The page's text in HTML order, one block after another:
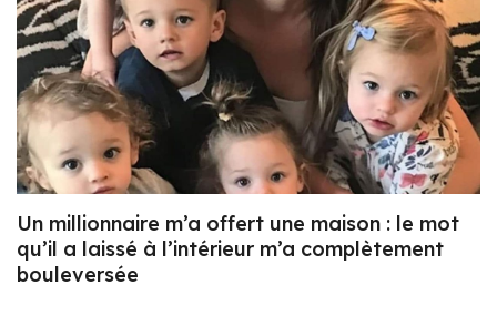
Un millionnaire m’a offert une maison : le mot
qu’il a laissé à l’intérieur m’a complètement
bouleversée